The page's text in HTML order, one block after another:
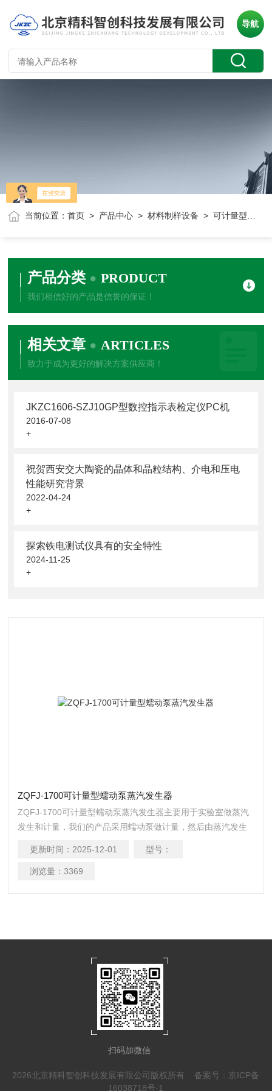
导航
当前位置：首页 > 产品中心 >材料制样设备 > 可计量型蠕动泵蒸汽发生器
产品分类 PRODUCT
我们相信好的产品是信誉的保证！
相关文章 ARTICLES
致力于成为更好的解决方案供应商！
JKZC1606-SZJ10GP型数控指示表检定仪PC机
2016-07-08
+
祝贺西安交大陶瓷的晶体和晶粒结构、介电和压电
性能研究背景
2022-04-24
+
探索铁电测试仪具有的安全特性
2024-11-25
+
ZQFJ-1700可计量型蠕动泵蒸汽发生器
ZQFJ-1700可计量型蠕动泵蒸汽发生器主要用于实验室做蒸汽
发生和计量，我们的产品采用蠕动泵做计量，然后由蒸汽发生
发生器主要是用于纺织行业，没有有效的解决如何解决蒸汽计
量准确性的问题，ZQFJ-1700可计量型蠕动泵蒸汽发生器从根
更新时间： 2025-12-01 型号：
浏览量： 3369
扫码加微信
2026北京精科智创科技发展有限公司版权所有 备案号：京ICP备
16038718号-1